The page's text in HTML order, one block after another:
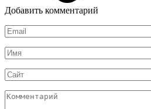
Добавить комментарий
Email
*
Имя
*
Сайт
Комментарий